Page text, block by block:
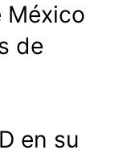
México
de
en su